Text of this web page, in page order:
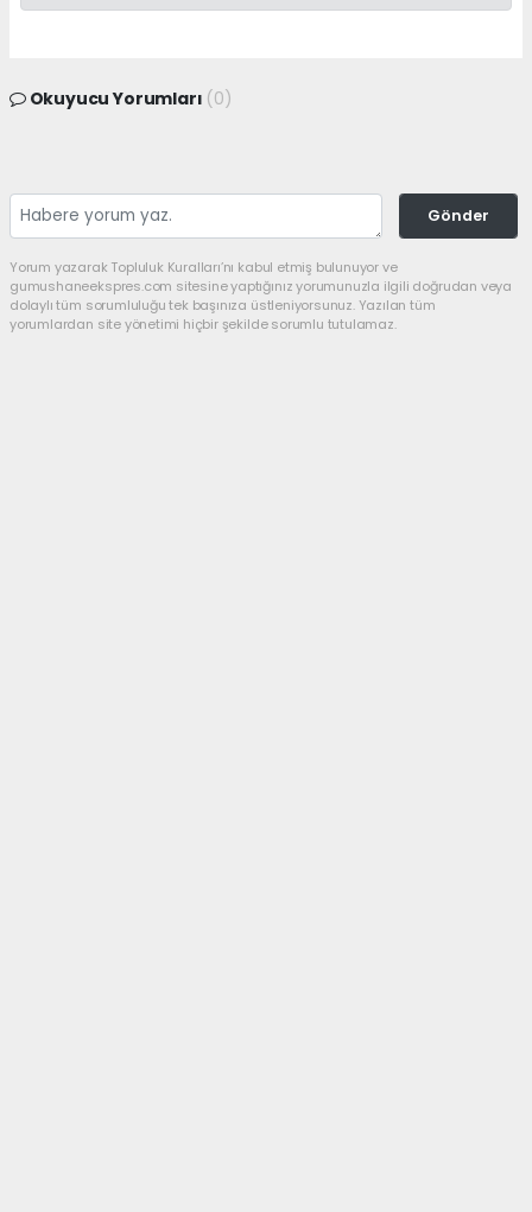
Okuyucu Yorumları (0)
Gönder
Yorum yazarak Topluluk Kuralları’nı kabul etmiş bulunuyor ve
gumushaneekspres.com sitesine yaptığınız yorumunuzla ilgili doğrudan veya
dolaylı tüm sorumluluğu tek başınıza üstleniyorsunuz. Yazılan tüm
yorumlardan site yönetimi hiçbir şekilde sorumlu tutulamaz.